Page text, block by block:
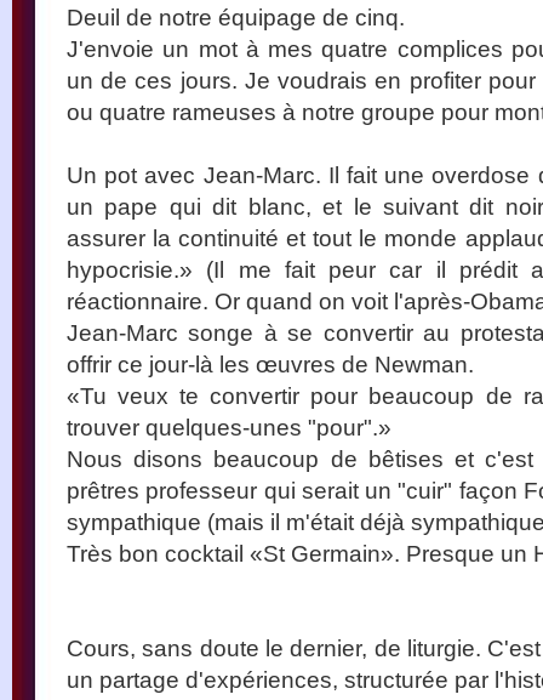
Deuil de notre équipage de cinq.
J'envoie un mot à mes quatre complices
un de ces jours. Je voudrais en profiter
ou quatre rameuses à notre groupe pour
Un pot avec Jean-Marc. Il fait une
un pape qui dit blanc, et le suivant dit
assurer la continuité et tout le monde
hypocrisie.» (Il me fait peur car il prédit
réactionnaire. Or quand on voit l'après-
Jean-Marc songe à se convertir au
offrir ce jour-là les œuvres de Newman.
«Tu veux te convertir pour beaucoup de
trouver quelques-unes "pour".»
Nous disons beaucoup de bêtises et
prêtres professeur qui serait un "cuir" façon
sympathique (mais il m'était déjà
Très bon cocktail «St Germain». Presque un
Cours, sans doute le dernier, de liturgie.
un partage d'expériences, structurée par